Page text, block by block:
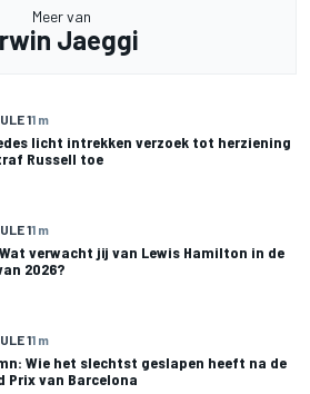
Meer van
Jaeggi
11 m
licht intrekken verzoek tot herziening
Russell toe
11 m
verwacht jij van Lewis Hamilton in de
2026?
11 m
Wie het slechtst geslapen heeft na de
Prix van Barcelona